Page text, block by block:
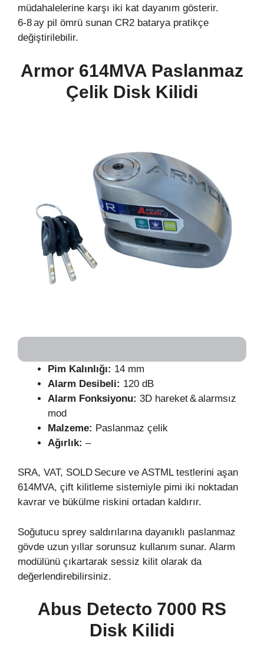
müdahalelerine karşı iki kat dayanım gösterir.
6‑8 ay pil ömrü sunan CR2 batarya pratikçe
değiştirilebilir.
Armor 614MVA Paslanmaz
Çelik Disk Kilidi
Pim Kalınlığı: 14 mm
Alarm Desibeli: 120 dB
Alarm Fonksiyonu: 3D hareket & alarmsız
mod
Malzeme: Paslanmaz çelik
Ağırlık: –
SRA, VAT, SOLD Secure ve ASTML testlerini aşan
614MVA, çift kilitleme sistemiyle pimi iki noktadan
kavrar ve bükülme riskini ortadan kaldırır.
Soğutucu sprey saldırılarına dayanıklı paslanmaz
gövde uzun yıllar sorunsuz kullanım sunar. Alarm
modülünü çıkartarak sessiz kilit olarak da
değerlendirebilirsiniz.
Abus Detecto 7000 RS
Disk Kilidi